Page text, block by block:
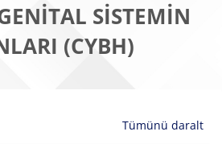
SİSTEMİN
(CYBH)
Tümünü daralt